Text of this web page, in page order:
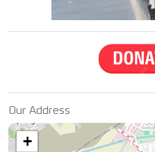
Our Address
+